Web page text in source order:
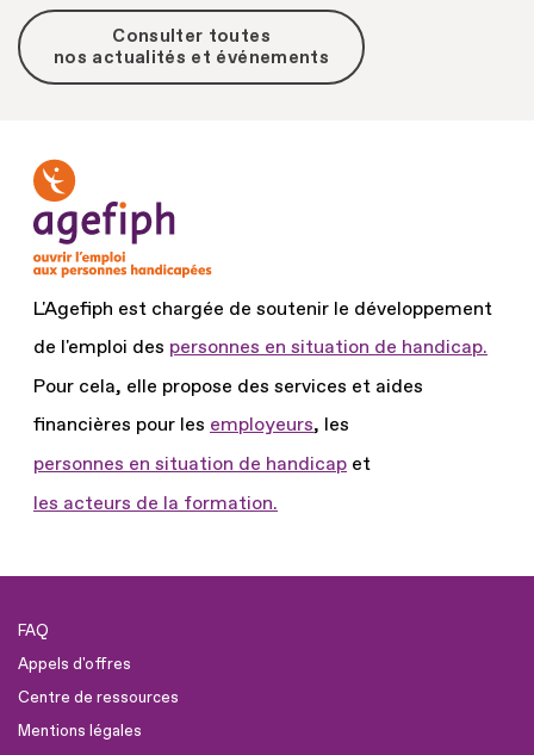
Consulter toutes
nos actualités et événements
L'Agefiph est chargée de soutenir le développement
de l'emploi des personnes en situation de handicap.
Pour cela, elle propose des services et aides
financières pour les employeurs, les
personnes en situation de handicap et
les acteurs de la formation.
FAQ
Appels d'offres
Centre de ressources
Mentions légales